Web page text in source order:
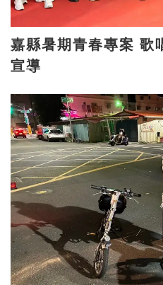
嘉縣暑期青春專案 歌唱競賽結合反詐反毒
宣導